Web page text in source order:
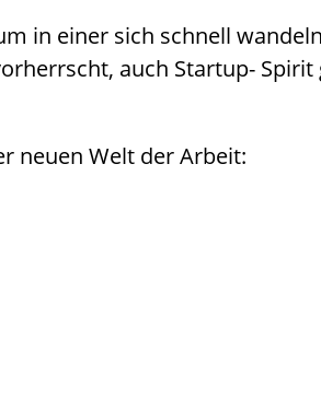
in einer sich schnell
auch Startup- Spirit
neuen Welt der Arbeit: